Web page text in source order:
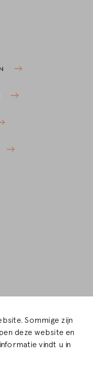
Sommige zijn
deze website en
vindt u in